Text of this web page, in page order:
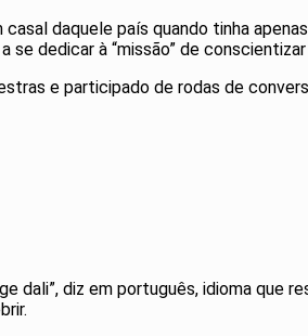
daquele país quando tinha
dedicar à “missão” de
e participado de rodas de
dali”, diz em português, idioma que